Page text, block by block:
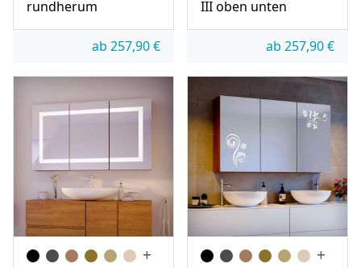
rundherum
ab 257,90€
III oben unten
ab 257,90€